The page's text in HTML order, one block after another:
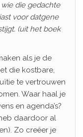
die gedachte
voor datgene
(uit het boek
als je de
die kostbare,
te vertrouwen
Waar haal je
en agenda’s?
daardoor al
Zo creëer je